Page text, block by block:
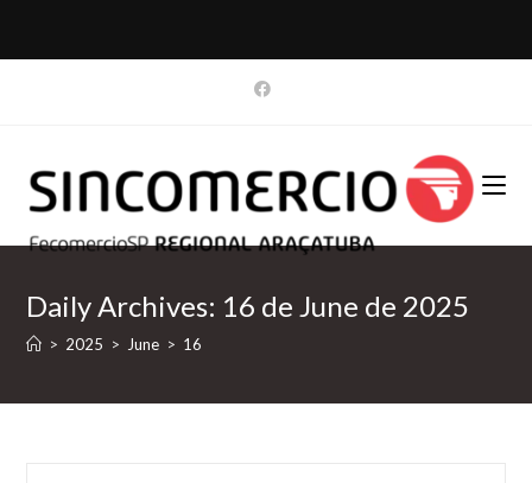
Daily Archives: 16 de June de 2025
> 2025 > June > 16